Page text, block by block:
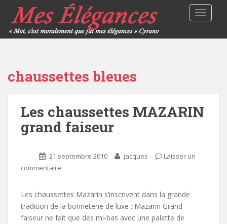
chaussettes bleues
Les chaussettes MAZARIN
grand faiseur
21 septembre 2010 jacques
Laisser un
commentaire
Les chaussettes Mazarin s’inscrivent dans la grande
tradition de la bonneterie de luxe : Mazarin Grand
faiseur ne fait que des mi-bas avec une palette de